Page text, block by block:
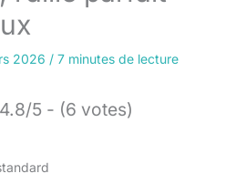
2026 / 7 minutes de lecture
4.8/5 - (6 votes)